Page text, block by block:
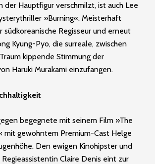
der Hauptfigur verschmilzt, ist auch Lee
»Burning«. Meisterhaft
südkoreanische Regisseur und erneut
Kyung-Pyo, die surreale, zwischen
kippende Stimmung der
Haruki Murakami einzufangen.
begegnete mit seinem Film »The
mit gewohntem Premium-Cast Helge
Den ewigen Kinohipster und
Claire Denis eint zur